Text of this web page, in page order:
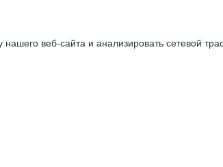
веб-сайта и анализировать сетевой